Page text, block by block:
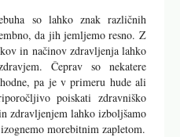
so lahko znak različnih
da jih jemljemo resno. Z
in načinov zdravljenja lahko
Čeprav so nekatere
pa je v primeru hude ali
poiskati zdravniško
zdravljenjem lahko izboljšamo
morebitnim zapletom.